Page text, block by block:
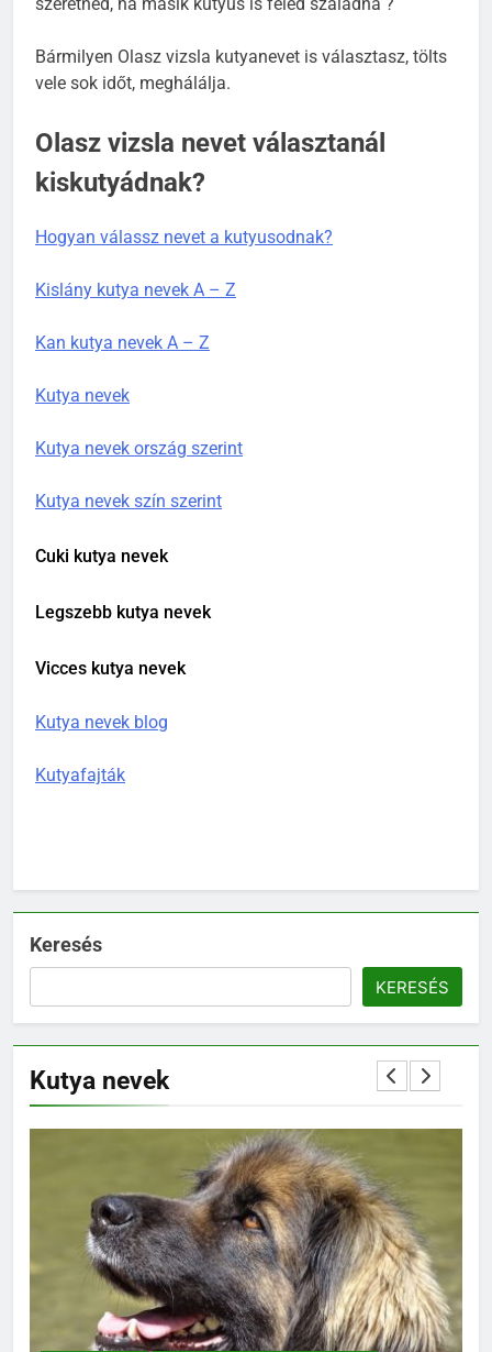
Bármilyen Olasz vizsla kutyanevet is választasz, tölts
vele sok időt, meghálálja.
Olasz vizsla nevet választanál
kiskutyádnak?
Hogyan válassz nevet a kutyusodnak?
Kislány kutya nevek A – Z
Kan kutya nevek A – Z
Kutya nevek
Kutya nevek ország szerint
Kutya nevek szín szerint
Cuki kutya nevek
Legszebb kutya nevek
Vicces kutya nevek
Kutya nevek blog
Kutyafajták
Keresés
KERESÉS
Kutya nevek